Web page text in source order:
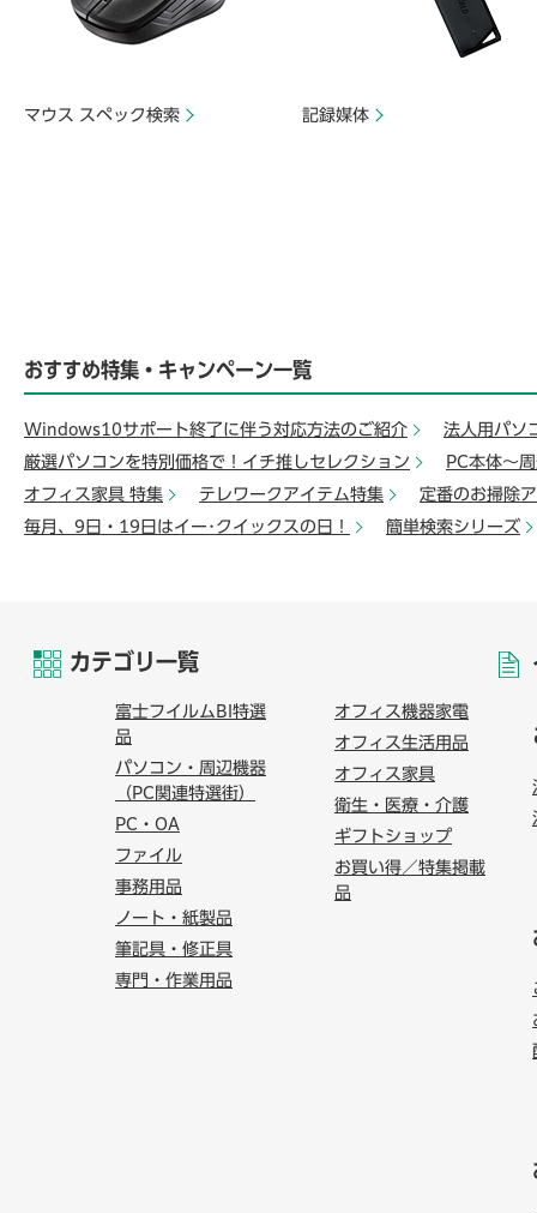
マウス スペック検索 記録媒体
おすすめ特集・キャンペーン一覧
Windows10サポート終了に伴う対応方法のご紹介
法人用パソ
厳選パソコンを特別価格で！イチ推しセレクション
PC本体～
オフィス家具 特集
テレワークアイテム特集
定番のお掃除
毎月、9日・19日はイー･クイックスの日！
簡単検索シリーズ
カテゴリ一覧
富士フイルムBI特選
品
パソコン・周辺機器
（PC関連特選街）
PC・OA
ファイル
事務用品
ノート・紙製品
筆記具・修正具
専門・作業用品
オフィス機器家電
オフィス生活用品
オフィス家具
衛生・医療・介護
ギフトショップ
お買い得／特集掲載
品